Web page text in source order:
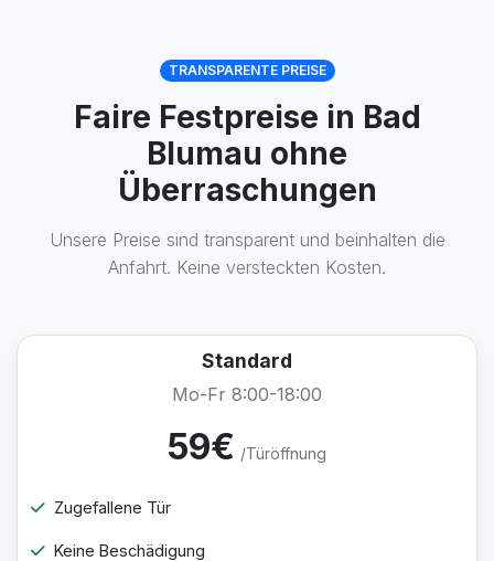
TRANSPARENTE PREISE
Faire Festpreise in Bad
Blumau ohne
Überraschungen
Unsere Preise sind transparent und beinhalten die
Anfahrt. Keine versteckten Kosten.
Standard
Mo-Fr 8:00-18:00
59€ /Türöffnung
Zugefallene Tür
Keine Beschädigung